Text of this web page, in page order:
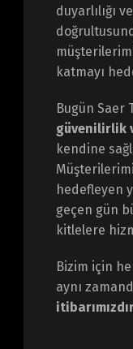
duyarlılığı
katmayı
Bugün Saer
güvenilirlik
kendine
hedefleyen
geçen gün
kitlelere
Bizim için
aynı